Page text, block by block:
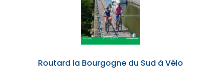
Routard la Bourgogne du Sud à Vélo